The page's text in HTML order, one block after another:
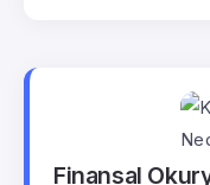
Finansal